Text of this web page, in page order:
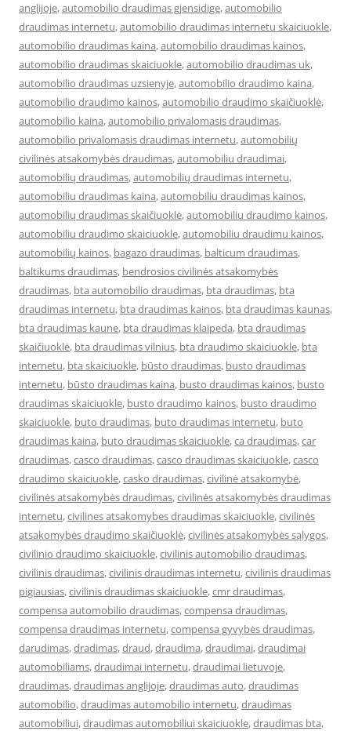
anglijoje,automobilio draudimas gjensidige,automobilio
draudimas internetu,automobilio draudimas internetu skaiciuokle,
automobilio draudimas kaina,automobilio draudimas kainos,
automobilio draudimas skaiciuokle,automobilio draudimas uk,
automobilio draudimas uzsienyje,automobilio draudimo kaina,
automobilio draudimo kainos,automobilio draudimo skaičiuoklė,
automobilio kaina,automobilio privalomasis draudimas,
automobilio privalomasis draudimas internetu,automobilių
civilinės atsakomybės draudimas,automobiliu draudimai,
automobilių draudimas,automobilių draudimas internetu,
automobiliu draudimas kaina,automobiliu draudimas kainos,
automobilių draudimas skaičiuoklė,automobiliu draudimo kainos,
automobiliu draudimo skaiciuokle,automobiliu draudimu kainos,
automobilių kainos, bagazo draudimas, balticum draudimas,
baltikums draudimas, bendrosios civilinės atsakomybės
draudimas, bta automobilio draudimas, bta draudimas, bta
draudimas internetu, bta draudimas kainos, bta draudimas kaunas,
bta draudimas kaune, bta draudimas klaipeda, bta draudimas
skaičiuoklė, bta draudimas vilnius, bta draudimo skaiciuokle, bta
internetu, bta skaiciuokle, būsto draudimas, busto draudimas
internetu, būsto draudimas kaina, busto draudimas kainos, busto
draudimas skaiciuokle, busto draudimo kainos, busto draudimo
skaiciuokle, buto draudimas, buto draudimas internetu, buto
draudimas kaina, buto draudimas skaiciuokle,ca draudimas,car
draudimas,casco draudimas,casco draudimas skaiciuokle,casco
draudimo skaiciuokle,casko draudimas,civilinė atsakomybė,
civilinės atsakomybės draudimas,civilinės atsakomybės draudimas
internetu,civilines atsakomybes draudimas skaiciuokle,civilinės
atsakomybės draudimo skaičiuoklė,civilinės atsakomybės sąlygos,
civilinio draudimo skaiciuokle,civilinis automobilio draudimas,
civilinis draudimas,civilinis draudimas internetu,civilinis draudimas
pigiausias,civilinis draudimas skaiciuokle,cmr draudimas,
compensa automobilio draudimas,compensa draudimas,
compensa draudimas internetu,compensa gyvybės draudimas,
darudimas,dradimas,draud,draudima,draudimai,draudimai
automobiliams,draudimai internetu,draudimai lietuvoje,
draudimas,draudimas anglijoje,draudimas auto,draudimas
automobilio,draudimas automobilio internetu,draudimas
automobiliui,draudimas automobiliui skaiciuokle,draudimas bta,